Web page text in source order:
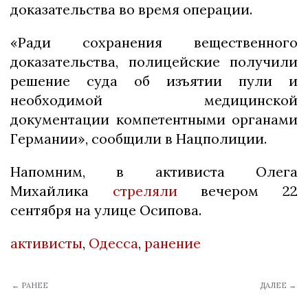
доказательства во время операции.
«Ради сохранения вещественного
доказательства, полицейские получили
решение суда об изъятии пули и
необходимой медицинской
документации компетентными органами
Германии», сообщили в Нацполиции.
Напомним, в активиста Олега
Михайлика стреляливечером 22
сентября на улице Осипова.
активисты, Одесса, ранение
← РАНЕЕ ДАЛЕЕ →